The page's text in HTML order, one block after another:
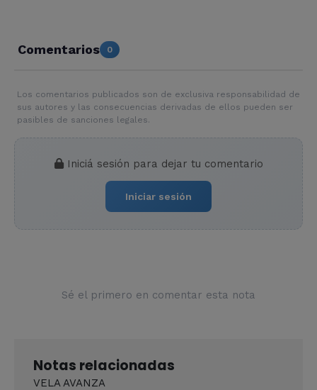
Comentarios 0
Los comentarios publicados son de exclusiva responsabilidad de
sus autores y las consecuencias derivadas de ellos pueden ser
pasibles de sanciones legales.
Iniciá sesión para dejar tu comentario
Iniciar sesión
Sé el primero en comentar esta nota
Notas relacionadas
VELA AVANZA